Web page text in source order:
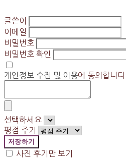
글쓴이
이메일
비밀번호
비밀번호 확인
개인정보 수집 및 이용에 동의합니다.
선택하세요
평점 주기
저장하기
사진 후기만 보기